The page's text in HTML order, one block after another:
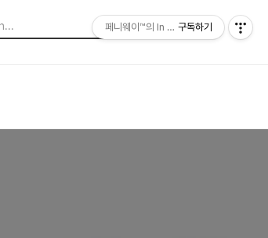
페니웨이™의 In This Film
구독하기